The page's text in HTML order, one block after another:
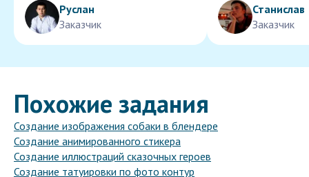
Руслан
Заказчик
Станислав
Заказчик
Похожие задания
Создание изображения собаки в блендере
Создание анимированного стикера
Создание иллюстраций сказочных героев
Создание татуировки по фото контур